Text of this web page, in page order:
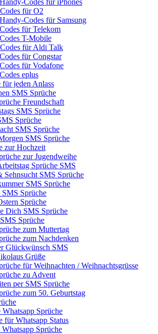
für O2
Codes für Samsung
für Telekom
T-Mobile
für Aldi Talk
für Congstar
für Vodafone
eplus
für jeden Anlass
SMS Sprüche
Freundschaft
SMS Sprüche
Sprüche
SMS Sprüche
SMS Sprüche
zur Hochzeit
zur Jugendweihe
Sprüche SMS
Sehnsucht SMS Sprüche
SMS Sprüche
Sprüche
Sprüche
Dich SMS Sprüche
Sprüche
zum Muttertag
zum Nachdenken
Glückwünsch SMS
Grüße
für Weihnachten / Weihnachtsgrüsse
zu Advent
per SMS Sprüche
zum 50. Geburtstag
Sprüche
für Whatsapp Status
Sprüche